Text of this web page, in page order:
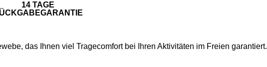
14 TAGE
das Ihnen viel Tragecomfort bei Ihren Aktivitäten im Freien garantiert.